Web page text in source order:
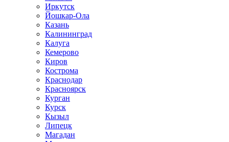
Иркутск
Йошкар-Ола
Казань
Калининград
Калуга
Кемерово
Киров
Кострома
Краснодар
Красноярск
Курган
Курск
Кызыл
Липецк
Магадан